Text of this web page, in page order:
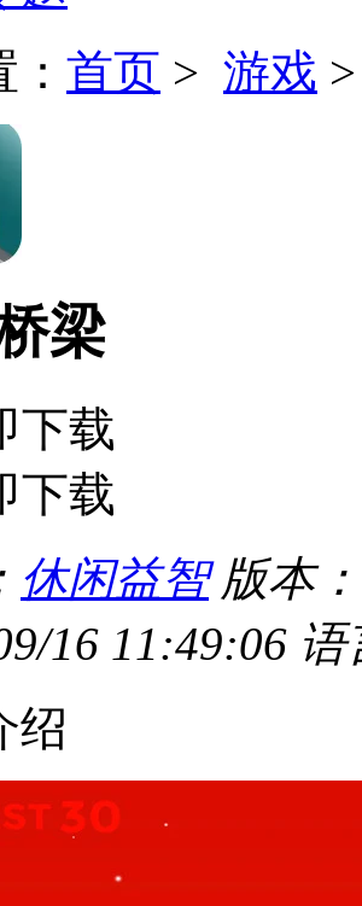
首页 > 游戏
梁
下载
下载
休闲益智 版本
16 11:49:06 语
绍